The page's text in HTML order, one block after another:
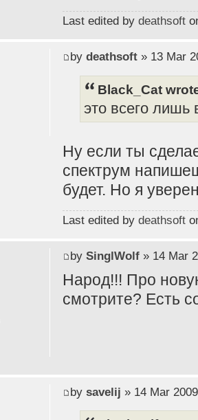
Last edited by deathsoft
by deathsoft» 13 Mar
Black_Cat
это всего лишь
Ну если ты
спектрум
будет. Но я
Last edited by deathsoft
by SinglWolf» 14 Mar
Народ!!! Про
смотрите? Есть
by savelij » 14 Mar